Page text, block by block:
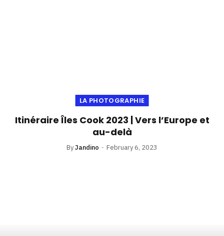
LA PHOTOGRAPHIE
Itinéraire Îles Cook 2023 | Vers l’Europe et
au-delà
ByJandino February 6, 2023